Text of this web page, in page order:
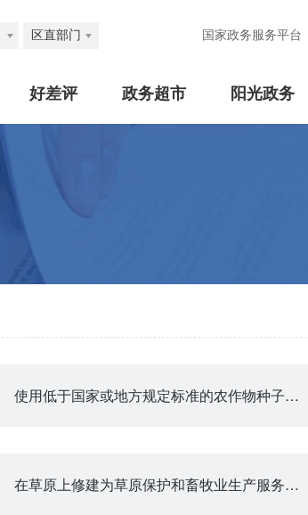
区直部门 国家政务服务平台
好差评 政务超市 阳光政务
使用低于国家或地方规定标准的农作物种子审批
在草原上修建为草原保护和畜牧业生产服务的工程设施使用草原的审批 （使用草原超过10公顷）